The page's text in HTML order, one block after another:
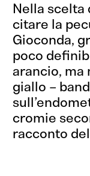
Nella
citare la
Gioconda,
poco
arancio, ma
giallo –
cromie
racconto